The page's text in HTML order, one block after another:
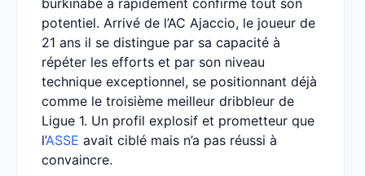
burkinabé a rapidement confirmé tout son
potentiel. Arrivé de l’AC Ajaccio, le joueur de
21 ans il se distingue par sa capacité à
répéter les efforts et par son niveau
technique exceptionnel, se positionnant déjà
comme le troisième meilleur dribbleur de
Ligue 1. Un profil explosif et prometteur que
l’ASSE avait ciblé mais n’a pas réussi à
convaincre.